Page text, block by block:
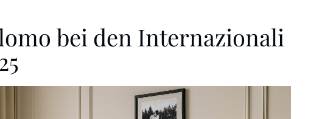
bei den Internazionali